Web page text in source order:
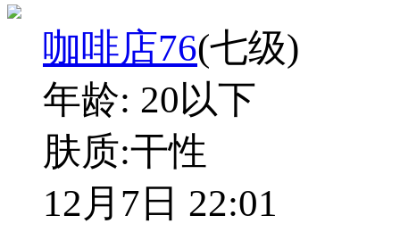
咖啡店76(七级)
年龄: 20以下
肤质:干性
12月7日 22:01